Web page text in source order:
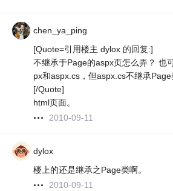
chen_ya_ping
[Quote=引用楼主 dylox 的回复:]
不继承于Page的aspx页怎么弄？ 也
px和aspx.cs，但aspx.cs不继承Page
[/Quote]
html页面。
2010-09-11
dylox
楼上的还是继承之Page类啊。
2010-09-11